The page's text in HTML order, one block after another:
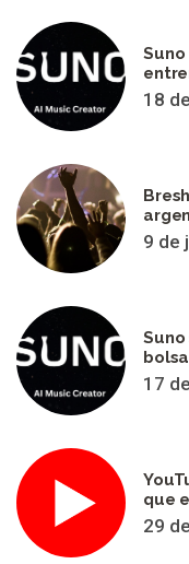
18
9 de
bolsa
17
que
29